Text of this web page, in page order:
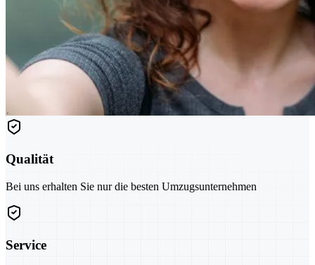
Qualität
Bei uns erhalten Sie nur die besten Umzugsunternehmen
Service